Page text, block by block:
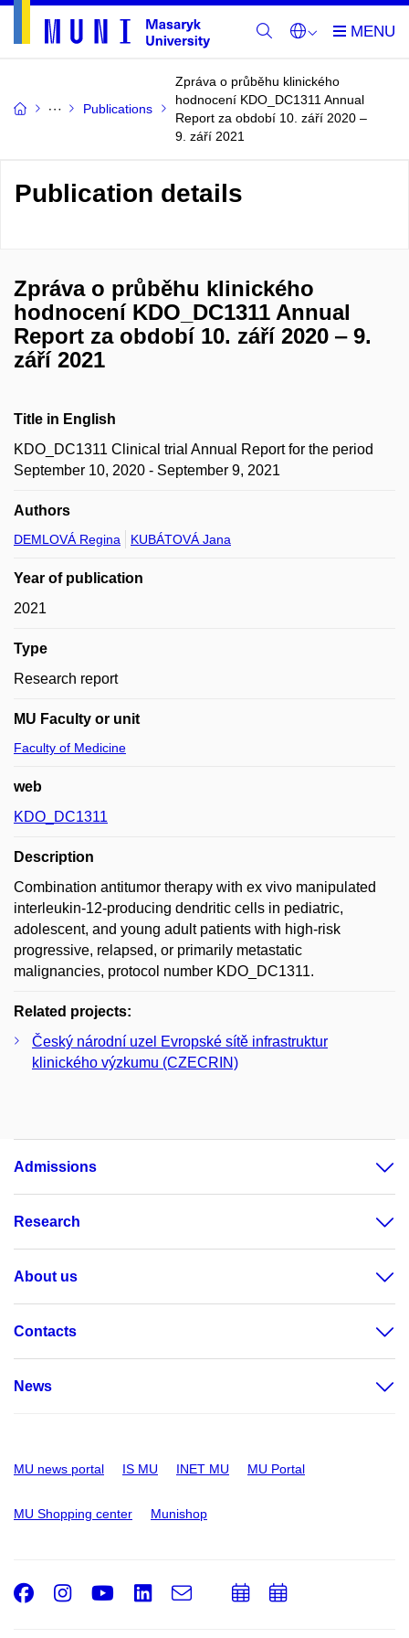
Publications
Zpráva o průběhu klinického
hodnocení KDO_DC1311 Annual
Report za období 10. září 2020 ‒
9. září 2021
Publication details
Zpráva o průběhu klinického
hodnocení KDO_DC1311 Annual
Report za období 10. září 2020 ‒ 9.
září 2021
Title in English
KDO_DC1311 Clinical trial Annual Report for the period
September 10, 2020 - September 9, 2021
Authors
DEMLOVÁ Regina KUBÁTOVÁ Jana
Year of publication
2021
Type
Research report
MU Faculty or unit
Faculty of Medicine
web
KDO_DC1311
Description
Combination antitumor therapy with ex vivo manipulated
interleukin-12-producing dendritic cells in pediatric,
adolescent, and young adult patients with high-risk
progressive, relapsed, or primarily metastatic
malignancies, protocol number KDO_DC1311.
Related projects:
Český národní uzel Evropské sítě infrastruktur
klinického výzkumu (CZECRIN)
Admissions
Research
About us
Contacts
News
MU news portal IS MU INET MU MU Portal
MU Shopping center Munishop
Facebook
Instagram
Youtube
LinkedIn
e-
AddAdd